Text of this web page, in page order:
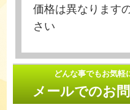
価格は異なります
さい
どんな事でもお気軽
メールでのお